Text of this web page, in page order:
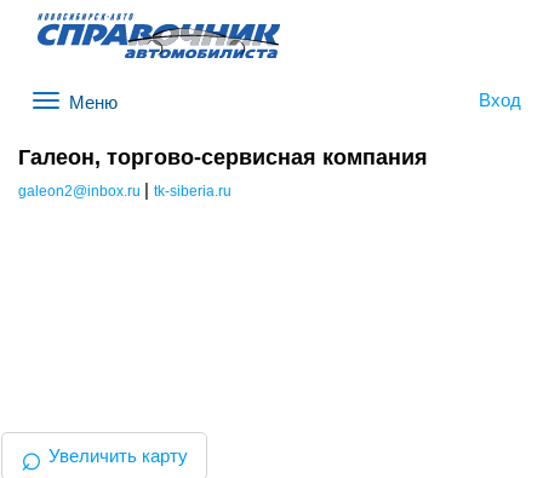
Вход
Галеон, торгово-сервисная компания
galeon2@inbox.ru | tk-siberia.ru
⌕ Увеличить карту